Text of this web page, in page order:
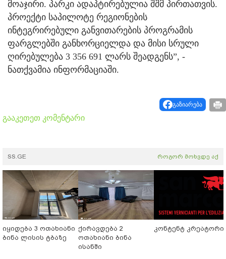
მოაჯირი. პარკი ადაპტირებულია შშმ პირთათვის.
პროექტი საპილოტე რეგიონების
ინტეგრირებული განვითარების პროგრამის
ფარგლებში განხორციელდა და მისი სრული
ღირებულება 3 356 691 ლარს შეადგენს”, -
ნათქვამია ინფორმაციაში.
გაზიარება
გააკეთეთ კომენტარი
SS.GE როგორ მოხვდე აქ
იყიდება 3 ოთახიანი
ბინა ლისის ტბაზე
ქირავდება 2
ოთახიანი ბინა
ისანში
კონტენტ კრეატორი